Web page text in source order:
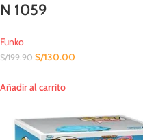
N 1059
Funko
S/199.90 S/130.00
Añadir al carrito